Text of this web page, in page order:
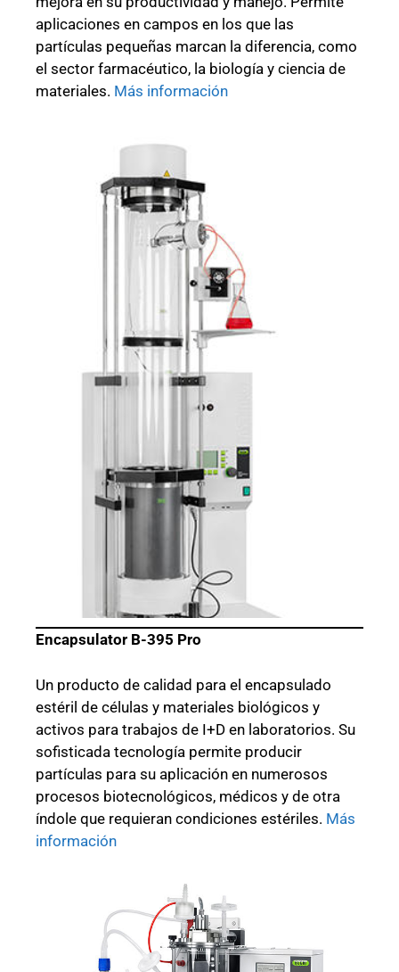
aplicaciones en campos en los que las
partículas pequeñas marcan la diferencia, como
el sector farmacéutico, la biología y ciencia de
materiales. Más información
Encapsulator B-395 Pro
Un producto de calidad para el encapsulado
estéril de células y materiales biológicos y
activos para trabajos de I+D en laboratorios. Su
sofisticada tecnología permite producir
partículas para su aplicación en numerosos
procesos biotecnológicos, médicos y de otra
índole que requieran condiciones estériles. Más
información